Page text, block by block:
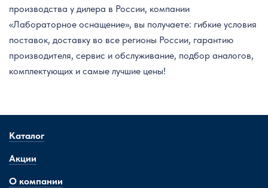
производства у дилера в России, компании
«Лабораторное оснащение», вы получаете: гибкие условия
поставок, доставку во все регионы России, гарантию
производителя, сервис и обслуживание, подбор аналогов,
комплектующих и самые лучшие цены!
Каталог
Акции
О компании